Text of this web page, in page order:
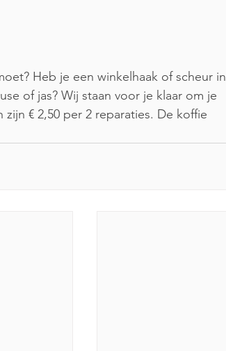
Heb je een winkelhaak of scheur in
of jas? Wij staan voor je klaar om je
€ 2,50 per 2 reparaties. De koffie